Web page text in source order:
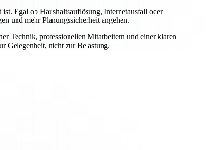
Egal ob Haushaltsauflösung, Internetausfall oder
und mehr Planungssicherheit angehen.
Technik, professionellen Mitarbeitern und einer klaren
Gelegenheit, nicht zur Belastung.